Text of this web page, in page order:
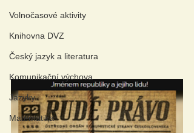
Volnočasové aktivity
Knihovna DVZ
Český jazyk a literatura
Komunikační výchova
Jazyky
Matematika